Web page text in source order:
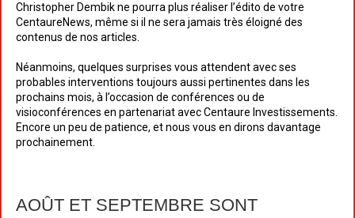
Christopher Dembik ne pourra plus réaliser l’édito de votre
CentaureNews, même si il ne sera jamais très éloigné des
contenus de nos articles.
Néanmoins, quelques surprises vous attendent avec ses
probables interventions toujours aussi pertinentes dans les
prochains mois, à l’occasion de conférences ou de
visioconférences en partenariat avec Centaure Investissements.
Encore un peu de patience, et nous vous en dirons davantage
prochainement.
AOÛT ET SEPTEMBRE SONT